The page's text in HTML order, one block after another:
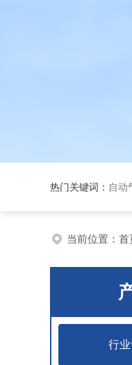
热门关键词： 自动
当前位置： 首
行